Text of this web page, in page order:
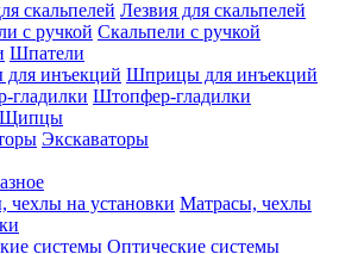
Лезвия для скальпелей
Скальпели с ручкой
Шпатели
Шприцы для инъекций
Штопфер-гладилки
Щипцы
Экскаваторы
Матрасы, чехлы
Оптические системы